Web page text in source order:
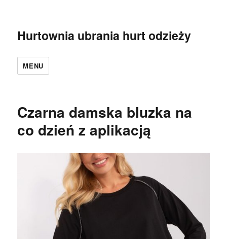
Hurtownia ubrania hurt odzieży
MENU
Czarna damska bluzka na
co dzień z aplikacją